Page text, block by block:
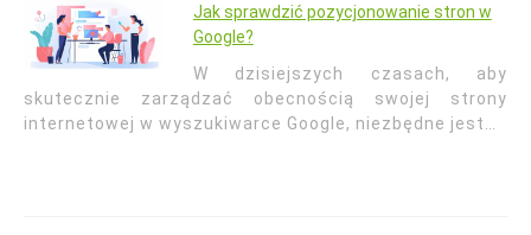
Jak sprawdzić pozycjonowanie stron w
Google?
W dzisiejszych czasach, aby
skutecznie zarządzać obecnością swojej strony
internetowej w wyszukiwarce Google, niezbędne jest…